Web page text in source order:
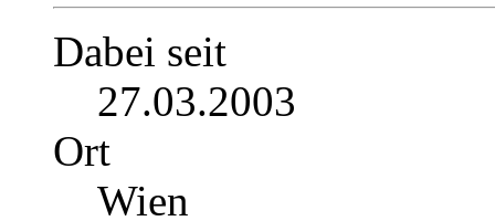
Dabei seit
27.03.2003
Ort
Wien